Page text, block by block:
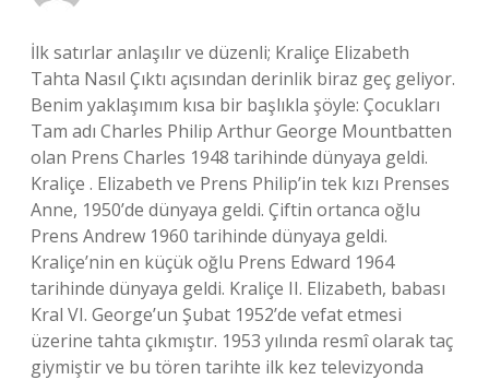
İlk satırlar anlaşılır ve düzenli; Kraliçe Elizabeth
Tahta Nasıl Çıktı açısından derinlik biraz geç geliyor.
Benim yaklaşımım kısa bir başlıkla şöyle: Çocukları
Tam adı Charles Philip Arthur George Mountbatten
olan Prens Charles 1948 tarihinde dünyaya geldi.
Kraliçe . Elizabeth ve Prens Philip’in tek kızı Prenses
Anne, 1950’de dünyaya geldi. Çiftin ortanca oğlu
Prens Andrew 1960 tarihinde dünyaya geldi.
Kraliçe’nin en küçük oğlu Prens Edward 1964
tarihinde dünyaya geldi. Kraliçe II. Elizabeth, babası
Kral VI. George’un Şubat 1952’de vefat etmesi
üzerine tahta çıkmıştır. 1953 yılında resmî olarak taç
giymiştir ve bu tören tarihte ilk kez televizyonda